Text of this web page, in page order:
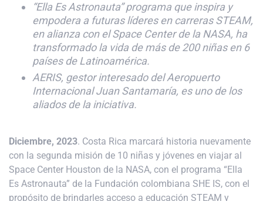
“Ella Es Astronauta” programa que inspira y
empodera a futuras líderes en carreras STEAM,
en alianza con el Space Center de la NASA, ha
transformado la vida de más de 200 niñas en 6
países de Latinoamérica.
AERIS, gestor interesado del Aeropuerto
Internacional Juan Santamaría, es uno de los
aliados de la iniciativa.
Diciembre, 2023. Costa Rica marcará historia nuevamente
con la segunda misión de 10 niñas y jóvenes en viajar al
Space Center Houston de la NASA, con el programa “Ella
Es Astronauta” de la Fundación colombiana SHE IS, con el
propósito de brindarles acceso a educación STEAM y